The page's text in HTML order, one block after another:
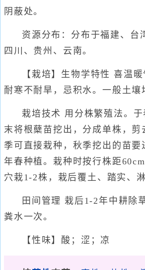
阴蔽处。
资源分布：分布于福建、台
四川、贵州、云南。
【栽培】生物学特性 喜温
耐寒不耐旱，忌积水。一般土壤
栽培技术 用分株繁殖法。
末将根蘖苗挖出，分成单株，剪
季可直接栽种，秋季挖出的苗要
年春种植。栽种时按行株距
穴栽1-2株，栽后覆土、踏实、淋
田间管理 栽后1-2年中耕除
粪水一次。
【性味】酸；涩；凉